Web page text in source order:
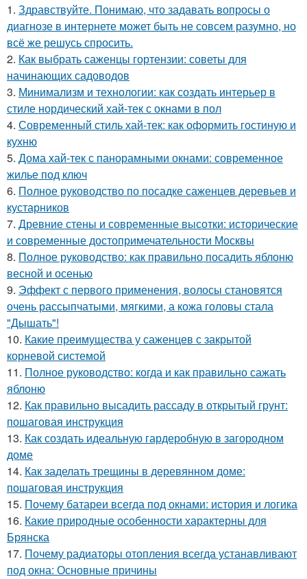
1. Здравствуйте. Понимаю, что задавать вопросы о
диагнозе в интернете может быть не совсем разумно, но
всё же решусь спросить.
2. Как выбрать саженцы гортензии: советы для
начинающих садоводов
3. Минимализм и технологии: как создать интерьер в
стиле нордический хай-тек с окнами в пол
4. Современный стиль хай-тек: как оформить гостиную и
кухню
5. Дома хай-тек с панорамными окнами: современное
жилье под ключ
6. Полное руководство по посадке саженцев деревьев и
кустарников
7. Древние стены и современные высотки: исторические
и современные достопримечательности Москвы
8. Полное руководство: как правильно посадить яблоню
весной и осенью
9. Эффект с первого применения, волосы становятся
очень рассыпчатыми, мягкими, а кожа головы стала
"Дышать"!
10. Какие преимущества у саженцев с закрытой
корневой системой
11. Полное руководство: когда и как правильно сажать
яблоню
12. Как правильно высадить рассаду в открытый грунт:
пошаговая инструкция
13. Как создать идеальную гардеробную в загородном
доме
14. Как заделать трещины в деревянном доме:
пошаговая инструкция
15. Почему батареи всегда под окнами: история и логика
16. Какие природные особенности характерны для
Брянска
17. Почему радиаторы отопления всегда устанавливают
под окна: Основные причины